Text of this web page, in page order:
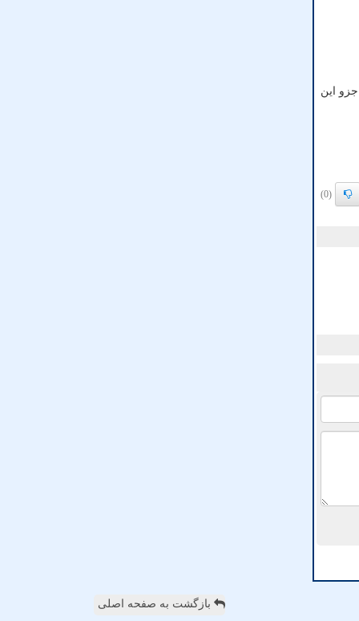
این
(0)
بازگشت به صفحه اصلی